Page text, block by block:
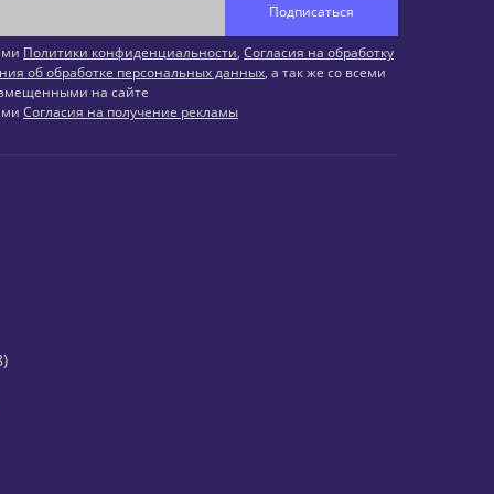
Подписаться
Политики конфиденциальности, Согласия на обработку
об обработке персональных данных, а так же со всеми
на сайте
Согласия на получение рекламы